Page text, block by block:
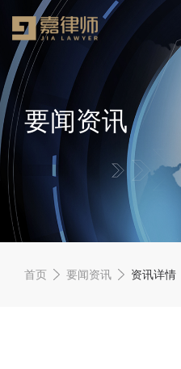
要闻资讯
首页 要闻资讯 资讯详情